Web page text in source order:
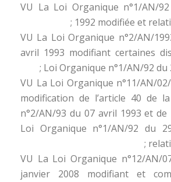
VU La Loi Organique n°1/AN/
1992 modifiée et
VU La Loi Organique n°2/AN/
avril 1993 modifiant certaines
Loi Organique n°1/AN/92 du
VU La Loi Organique n°11/AN/
modification de l’article 40 de
n°2/AN/93 du 07 avril 1993 et de
Loi Organique n°1/AN/92 du
VU La Loi Organique n°12/AN/
janvier 2008 modifiant et